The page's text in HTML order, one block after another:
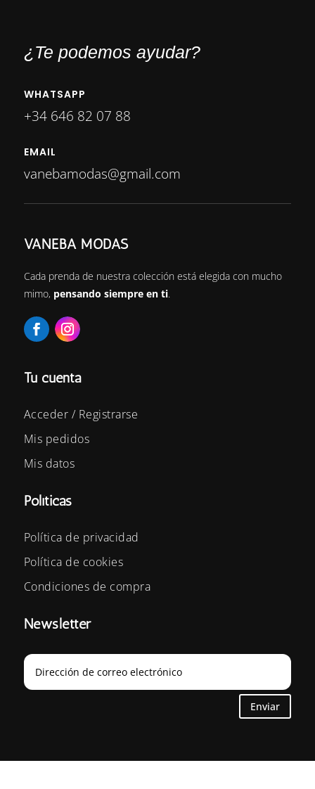
¿Te podemos ayudar?
WHATSAPP
+34 646 82 07 88
EMAIL
vanebamodas@gmail.com
VANEBA MODAS
Cada prenda de nuestra colección está elegida con mucho
mimo, pensando siempre en ti.
Tu cuenta
Acceder / Registrarse
Mis pedidos
Mis datos
Políticas
Política de privacidad
Política de cookies
Condiciones de compra
Newsletter
Enviar